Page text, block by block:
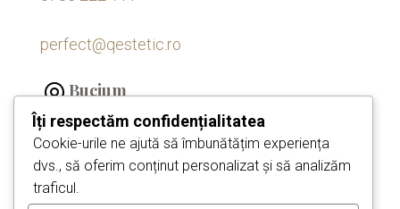
perfect@qestetic.ro
Bucium
Sos. Bucium nr. 55k
Păcurari
Șos Păcurari, Nr 120
Îți respectăm confidențialitatea
Cookie-urile ne ajută să îmbunătățim experiența
dvs., să oferim conținut personalizat și să analizăm
traficul.